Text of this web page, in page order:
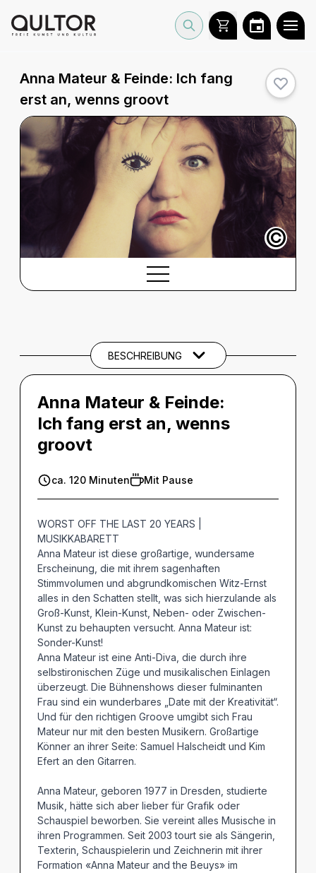
Anna Mateur & Feinde: Ich fang
erst an, wenns groovt
©
BESCHREIBUNG
Anna Mateur & Feinde:
Ich fang erst an, wenns
groovt
ca. 120 Minuten Mit Pause
WORST OFF THE LAST 20 YEARS |
MUSIKKABARETT
Anna Mateur ist diese großartige, wundersame
Erscheinung, die mit ihrem sagenhaften
Stimmvolumen und abgrundkomischen Witz-Ernst
alles in den Schatten stellt, was sich hierzulande als
Groß-Kunst, Klein-Kunst, Neben- oder Zwischen-
Kunst zu behaupten versucht. Anna Mateur ist:
Sonder-Kunst!
Anna Mateur ist eine Anti-Diva, die durch ihre
selbstironischen Züge und musikalischen Einlagen
überzeugt. Die Bühnenshows dieser fulminanten
Frau sind ein wunderbares „Date mit der Kreativität“.
Und für den richtigen Groove umgibt sich Frau
Mateur nur mit den besten Musikern. Großartige
Könner an ihrer Seite: Samuel Halscheidt und Kim
Efert an den Gitarren.
Anna Mateur, geboren 1977 in Dresden, studierte
Musik, hätte sich aber lieber für Grafik oder
Schauspiel beworben. Sie vereint alles Musische in
ihren Programmen. Seit 2003 tourt sie als Sängerin,
Texterin, Schauspielerin und Zeichnerin mit ihrer
Formation «Anna Mateur and the Beuys» im